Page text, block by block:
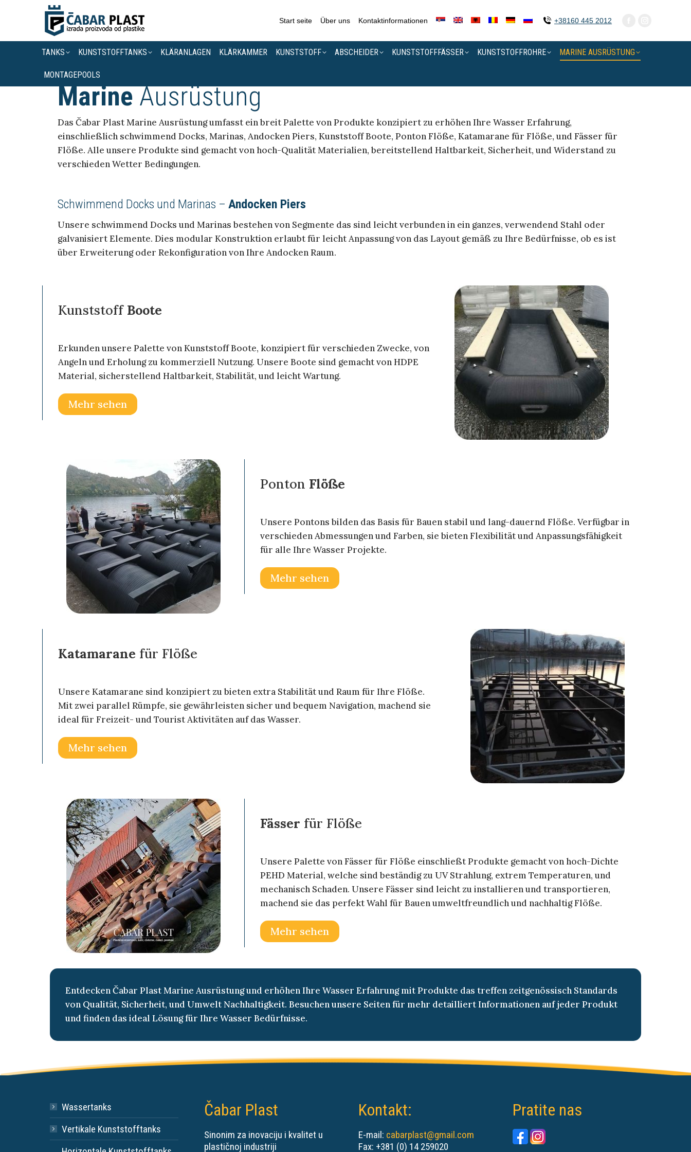
Start seite Über uns Kontaktinformationen +38160 445 2012
TANKS KUNSTSTOFFTANKS KLÄRANLAGEN KLÄRKAMMER KUNSTSTOFF ABSCHEIDER KUNSTSTOFFFÄSSER KUNSTSTOFFROHRE MARINE AUSRÜSTUNG
MONTAGEPOOLS
MarineAusrüstung
Das Čabar Plast Marine Ausrüstung umfasst ein breit Palette von Produkte konzipiert zu erhöhen Ihre Wasser Erfahrung,
einschließlich schwimmend Docks, Marinas, Andocken Piers, Kunststoff Boote, Ponton Flöße, Katamarane für Flöße, und Fässer für
Flöße. Alle unsere Produkte sind gemacht von hoch-Qualität Materialien, bereitstellend Haltbarkeit, Sicherheit, und Widerstand zu
verschieden Wetter Bedingungen.
Schwimmend Docks und Marinas – Andocken Piers
Unsere schwimmend Docks und Marinas bestehen von Segmente das sind leicht verbunden in ein ganzes, verwendend Stahl oder
galvanisiert Elemente. Dies modular Konstruktion erlaubt für leicht Anpassung von das Layout gemäß zu Ihre Bedürfnisse, ob es ist
über Erweiterung oder Rekonfiguration von Ihre Andocken Raum.
Kunststoff Boote
Erkunden unsere Palette von Kunststoff Boote, konzipiert für verschieden Zwecke, von
Angeln und Erholung zu kommerziell Nutzung. Unsere Boote sind gemacht von HDPE
Material, sicherstellend Haltbarkeit, Stabilität, und leicht Wartung.
Mehr sehen
Ponton Flöße
Unsere Pontons bilden das Basis für Bauen stabil und lang-dauernd Flöße. Verfügbar in
verschieden Abmessungen und Farben, sie bieten Flexibilität und Anpassungsfähigkeit
für alle Ihre Wasser Projekte.
Mehr sehen
Katamarane für Flöße
Unsere Katamarane sind konzipiert zu bieten extra Stabilität und Raum für Ihre Flöße.
Mit zwei parallel Rümpfe, sie gewährleisten sicher und bequem Navigation, machend sie
ideal für Freizeit- und Tourist Aktivitäten auf das Wasser.
Mehr sehen
Fässer für Flöße
Unsere Palette von Fässer für Flöße einschließt Produkte gemacht von hoch-Dichte
PEHD Material, welche sind beständig zu UV Strahlung, extrem Temperaturen, und
mechanisch Schaden. Unsere Fässer sind leicht zu installieren und transportieren,
machend sie das perfekt Wahl für Bauen umweltfreundlich und nachhaltig Flöße.
Mehr sehen
Entdecken Čabar Plast Marine Ausrüstung und erhöhen Ihre Wasser Erfahrung mit Produkte das treffen zeitgenössisch Standards
von Qualität, Sicherheit, und Umwelt Nachhaltigkeit. Besuchen unsere Seiten für mehr detailliert Informationen auf jeder Produkt
und finden das ideal Lösung für Ihre Wasser Bedürfnisse.
Wassertanks
Vertikale Kunststofftanks
Čabar Plast
Sinonim za inovaciju i kvalitet u
plastičnoj industriji
Kontakt:
E-mail: cabarplast@gmail.com
Fax: +381 (0) 14 259020
Pratite nas